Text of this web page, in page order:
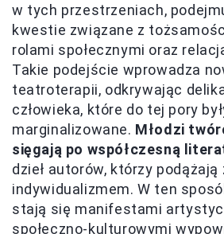
w tych przestrzeniach,
kwestie związane z
rolami społecznymi oraz
Takie podejście wprowadza
teatroterapii, odkrywając
człowieka, które do tej pory
marginalizowane. Młodzi
sięgają po współczesną
dzieł autorów, którzy podążają
indywidualizmem. W ten
stają się manifestami
społeczno-kulturowymi